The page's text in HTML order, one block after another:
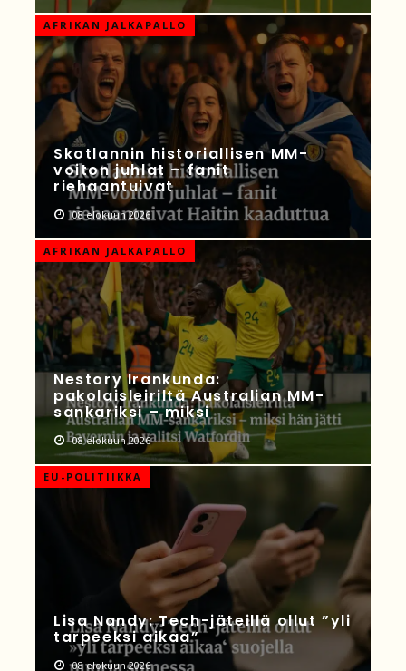
AFRIKAN JALKAPALLO
Skotlannin historiallisen MM-
voiton juhlat – fanit
riehaantuivat
08 elokuun 2026
AFRIKAN JALKAPALLO
Nestory Irankunda:
pakolaisleiriltä Australian MM-
sankariksi – miksi
08 elokuun 2026
EU-POLITIIKKA
Lisa Nandy: Tech-jäteillä ollut ”yli
tarpeeksi aikaa”
08 elokuun 2026